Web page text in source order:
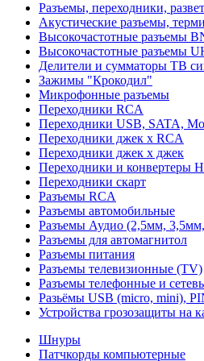
Разъемы, переходники,
Акустические разъемы,
Высокочастотные разъемы
Высокочастотные разъемы
Делители и сумматоры ТВ
Зажимы "Крокодил"
Микрофонные разъемы
Переходники RCA
Переходники USB, SATA,
Переходники джек х RCA
Переходники джек х джек
Переходники и конвертеры
Переходники скарт
Разъемы RCA
Разъемы автомобильные
Разъемы Аудио (2,5мм,
Разъемы для автомагнитол
Разъемы питания
Разъемы телевизионные (TV)
Разъемы телефонные и
Разьёмы USB (micro, mini),
Устройства грозозащиты на
Шнуры
Патчкорды компьютерные